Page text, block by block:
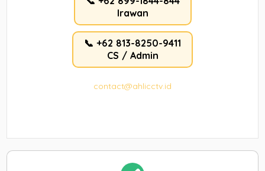
Irawan
📞 +62 813-8250-9411
CS / Admin
contact@ahlicctv.id